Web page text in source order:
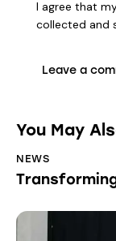
I agree that
collected and
You May
NEWS